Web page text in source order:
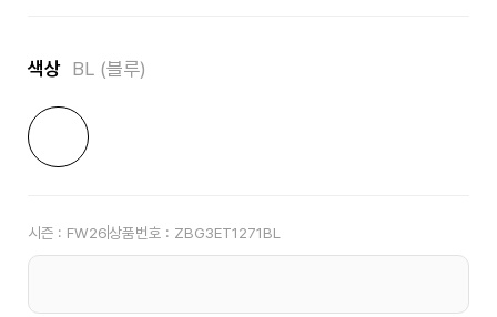
색상 BL (블루)
시즌 : FW26상품번호 : ZBG3ET1271BL